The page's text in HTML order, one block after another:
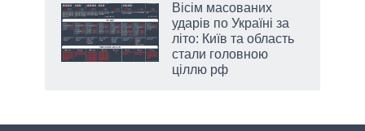
Вісім масованих
ударів по Україні за
літо: Київ та область
стали головною
ціллю рф